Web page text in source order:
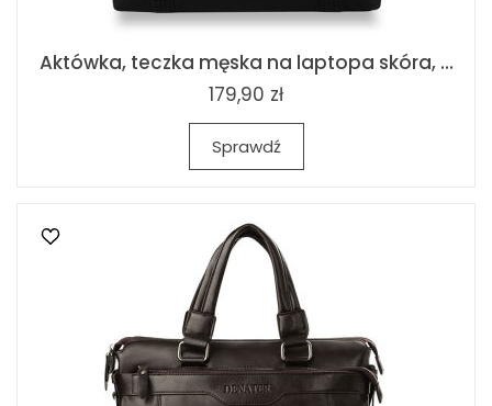
Aktówka, teczka męska na laptopa skóra, ...
179,90 zł
Sprawdź